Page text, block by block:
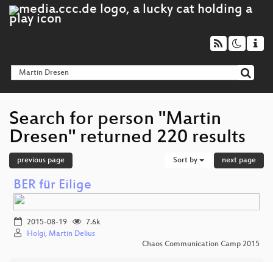
Search for person "Martin
Dresen" returned 220 results
previous page Sort by next page
BER für Eilige
2015-08-19
7.6k
Holgi, Martin Delius
Chaos Communication Camp 2015